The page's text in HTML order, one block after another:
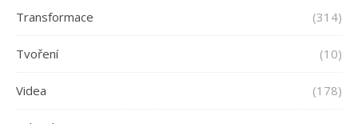
Transformace (314)
Tvoření (10)
Videa (178)